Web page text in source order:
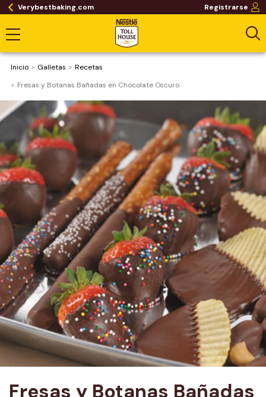
Verybestbaking.com Registrarse
Inicio Galletas
Recetas
Fresas y Botanas Bañadas en Chocolate Oscuro
Fresas y Botanas Bañadas